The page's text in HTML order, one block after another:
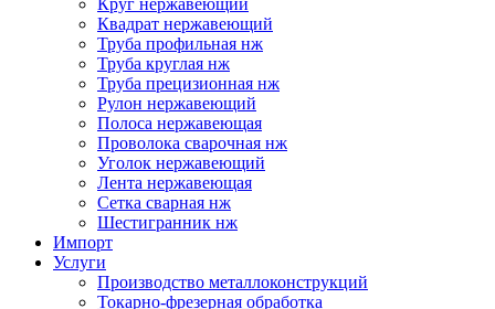
Квадрат нержавеющий
Труба профильная нж
Труба круглая нж
Труба прецизионная нж
Рулон нержавеющий
Полоса нержавеющая
Проволока сварочная нж
Уголок нержавеющий
Лента нержавеющая
Сетка сварная нж
Шестигранник нж
Импорт
Услуги
Производство металлоконструкций
Токарно-фрезерная обработка